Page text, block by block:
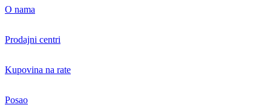
O nama
Prodajni centri
Kupovina na rate
Posao